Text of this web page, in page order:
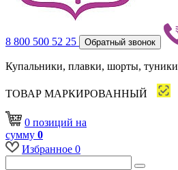
8 800 500 52 25 Обратный звонок
Купальники, плавки, шорты, туники
ТОВАР МАРКИРОВАННЫЙ
0 позиций на
сумму 0
Избранное 0